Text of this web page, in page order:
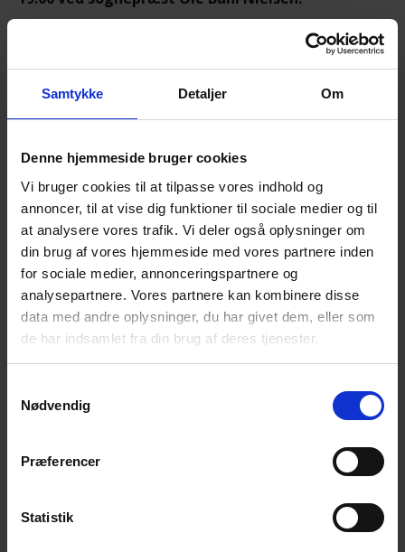
Samtykke Detaljer Om
Denne hjemmeside bruger cookies
Vi bruger cookies til at tilpasse vores indhold og
annoncer, til at vise dig funktioner til sociale medier og til
at analysere vores trafik. Vi deler også oplysninger om
din brug af vores hjemmeside med vores partnere inden
for sociale medier, annonceringspartnere og
analysepartnere. Vores partnere kan kombinere disse
data med andre oplysninger, du har givet dem, eller som
de har indsamlet fra din brug af deres tjenester.
Nødvendig
Præferencer
Statistik
internationale selvmordsforebyggelsesdag ved at
længe siden. Vi tænder lys for dem som valgte livet fra
i 2023 på Fyn, efterladte kan tænde et lys for vores
mistede.
Gudstjenesten afholdes for at støtte de mange
efterlevende, der skal leve deres liv med den smerte
det er, at have mistet som følge af selvmord.
Gudstjenesten er både for de, som ønsker at vise
deres sympati med de efterlevende og for de
efterlevende.
Efter gudstjenesten vil der være mulighed for kaffe/te
til stede og vil kort fortælle om deres tilbud på Fyn.
Derefter vil der være mulighed både for en fælles
samtale under ledelse af Ole Buhl Nielsen og for at
tale individuelt med foreningernes repræsentanter. Vi